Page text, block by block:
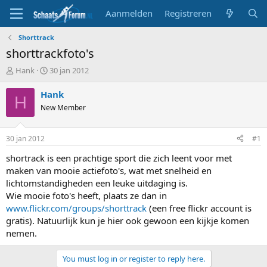
Aanmelden Registreren
Shorttrack
shorttrackfoto's
T
p
s
t
a
r
e
r
Hank
S
a
t
t
u
30 jan 2012
H Hank
New Member
30 jan 2012 #1
shortrack is een prachtige sport die zich leent voor met
maken van mooie actiefoto's, wat met snelheid en
lichtomstandigheden een leuke uitdaging is.
Wie mooie foto's heeft, plaats ze dan in
www.flickr.com/groups/shorttrack (een free flickr account is
gratis). Natuurlijk kun je hier ook gewoon een kijkje komen
nemen.
You must log in or register to reply here.